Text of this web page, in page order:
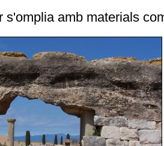
s'omplia amb materials